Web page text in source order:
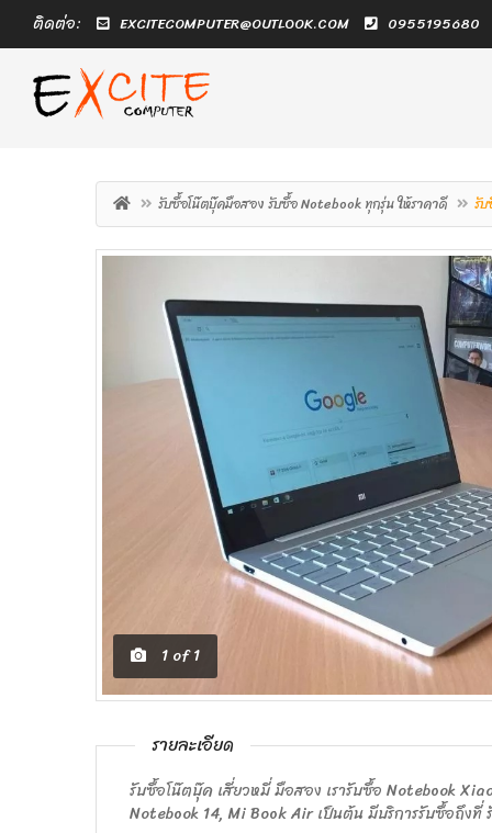
ติดต่อ: EXCITECOMPUTER@OUTLOOK.COM 0955195680
รับซื้อโน๊ตบุ๊คมือสอง รับซื้อ Notebook ทุกรุ่น ให้ราคาดี รั
1 of 1
รายละเอียด
รับซื้อโน๊ตบุ๊ค เสี่ยวหมี่ มือสอง เรารับซื้อ Notebook
Notebook 14, Mi Book Air เป็นต้น มีบริการรับซื้อถึงที่